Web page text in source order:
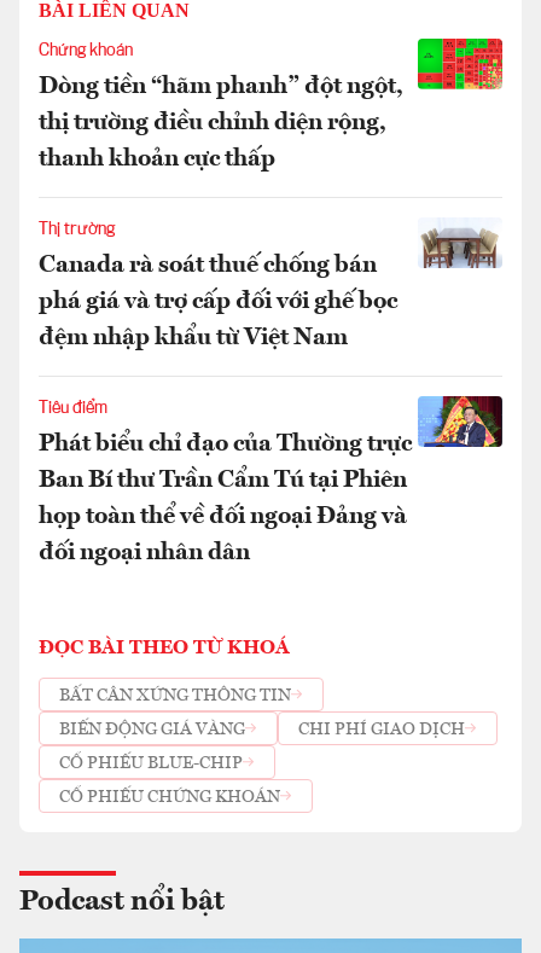
BÀI LIÊN QUAN
Chứng khoán
Dòng tiền “hãm phanh” đột ngột,
thị trường điều chỉnh diện rộng,
thanh khoản cực thấp
Thị trường
Canada rà soát thuế chống bán
phá giá và trợ cấp đối với ghế bọc
đệm nhập khẩu từ Việt Nam
Tiêu điểm
Phát biểu chỉ đạo của Thường trực
Ban Bí thư Trần Cẩm Tú tại Phiên
họp toàn thể về đối ngoại Đảng và
đối ngoại nhân dân
ĐỌC BÀI THEO TỪ KHOÁ
BẤT CÂN XỨNG THÔNG TIN
BIẾN ĐỘNG GIÁ VÀNG
CHI PHÍ GIAO DỊCH
CỔ PHIẾU BLUE-CHIP
CỔ PHIẾU CHỨNG KHOÁN
Podcast nổi bật